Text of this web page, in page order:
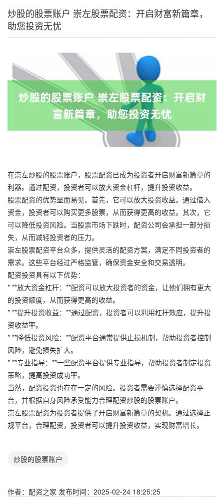
炒股的股票账户 崇左股票配资：开启财富新篇章，
助您投资无忧
在崇左炒股的股票账户，股票配资已成为投资者开启财富新篇章的
利器。通过配资，投资者可以放大资金杠杆，提升投资收益。
股票配资的优势显而易见。首先，它可以放大投资收益。通过借入
资金，投资者可以购买更多股票，从而获得更高的收益。其次，它
可以降低投资风险。当股票市场下跌时，配资公司会承担一部分损
失，从而减轻投资者的压力。
崇左股票配资平台众多，提供灵活的配资方案，满足不同投资者的
需求。这些平台经过严格监管，确保资金安全和交易透明。
配资投资具有以下优势：
* **放大资金杠杆：**配资可以放大投资者的资金，让他们拥有更大
的投资额度，从而获得更高的收益。
* **提升投资收益：**通过配资，投资者可以利用杠杆效应，提升投
资收益率。
* **降低投资风险：**配资平台通常提供止损机制，帮助投资者控制
风险，避免损失扩大。
* **专业指导：**一些配资平台提供专业指导，帮助投资者制定投资
策略，提高投资成功率。
当然，配资投资也存在一定的风险。投资者需要谨慎选择配资平
台，并根据自身风险承受能力合理配资炒股的股票账户。
崇左股票配资为投资者提供了开启财富新篇章的契机。通过选择正
规平台，合理配资，投资者可以提升投资收益，实现财富增长。
炒股的股票账户
作者：配资之家 发布时间：2025-02-24 18:25:25